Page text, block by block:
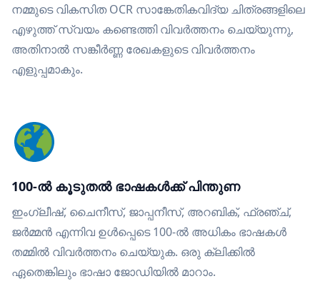
നമ്മുടെ വികസിത OCR സാങ്കേതികവിദ്യ ചിത്രങ്ങളിലെ
എഴുത്ത് സ്വയം കണ്ടെത്തി വിവർത്തനം ചെയ്യുന്നു,
അതിനാൽ സങ്കീർണ്ണ രേഖകളുടെ വിവർത്തനം
എളുപ്പമാകും.
100-ൽ കൂടുതൽ ഭാഷകൾക്ക് പിന്തുണ
ഇംഗ്ലീഷ്, ചൈനീസ്, ജാപ്പനീസ്, അറബിക്, ഫ്രഞ്ച്,
ജർമ്മൻ എന്നിവ ഉൾപ്പെടെ 100-ൽ അധികം ഭാഷകൾ
തമ്മിൽ വിവർത്തനം ചെയ്യുക. ഒരു ക്ലിക്കിൽ
ഏതെങ്കിലും ഭാഷാ ജോഡിയിൽ മാറാം.